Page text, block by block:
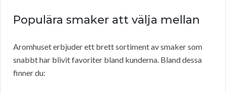
Populära smaker att välja mellan
Aromhuset erbjuder ett brett sortiment av smaker som
snabbt har blivit favoriter bland kunderna. Bland dessa
finner du: